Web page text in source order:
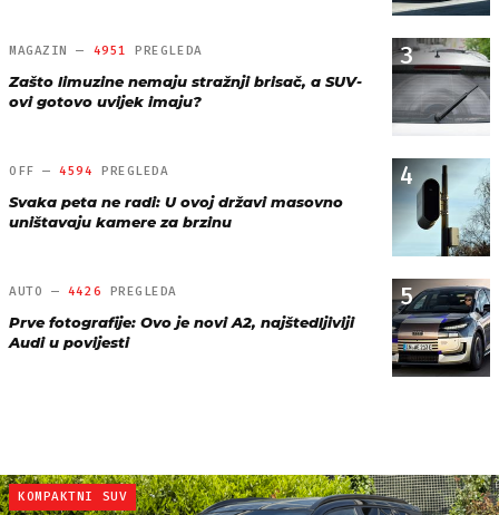
3
MAGAZIN — 4951 PREGLEDA
Zašto limuzine nemaju stražnji brisač, a SUV-
ovi gotovo uvijek imaju?
4
OFF —4594 PREGLEDA
Svaka peta ne radi: U ovoj državi masovno
uništavaju kamere za brzinu
5
AUTO — 4426 PREGLEDA
Prve fotografije: Ovo je novi A2, najštedljiviji
Audi u povijesti
KOMPAKTNI SUV